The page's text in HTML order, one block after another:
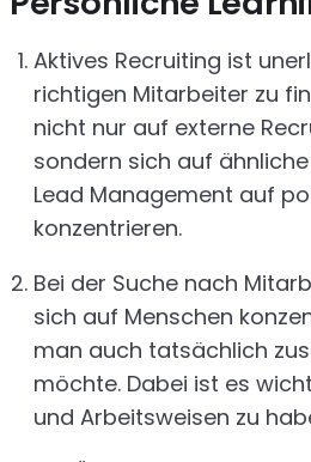
Aktives Recruiting ist
richtigen Mitarbeiter zu
nicht nur auf externe
sondern sich auf
Lead Management auf
konzentrieren.
Bei der Suche nach
sich auf Menschen
man auch tatsächlich
möchte. Dabei ist es
und Arbeitsweisen zu